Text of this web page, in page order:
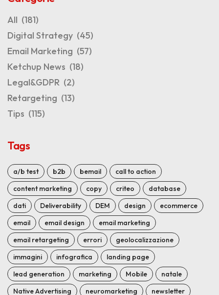
All (181)
Digital Strategy (45)
Email Marketing (57)
Ketchup News (18)
Legal&GDPR (2)
Retargeting (13)
Tips (115)
Tags
a/b test b2b bemail
call to action
content marketing
copy criteo
database
dati
Deliverability DEM design
ecommerce
email
email design
email marketing
email retargeting
errori
geolocalizzazione
immagini
infografica
landing page
lead generation
marketing Mobile
natale
Native Advertising
neuromarketing
newsletter